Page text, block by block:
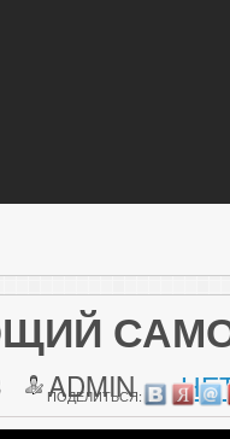
ADMIN
ПОДЕЛИТЬСЯ: